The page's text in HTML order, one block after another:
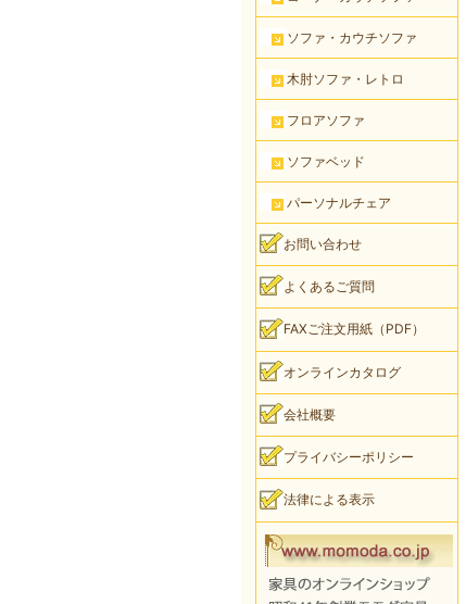
ソファ・カウチソファ
木肘ソファ・レトロ
フロアソファ
ソファベッド
パーソナルチェア
お問い合わせ
よくあるご質問
FAXご注文用紙（PDF）
オンラインカタログ
会社概要
プライバシーポリシー
法律による表示